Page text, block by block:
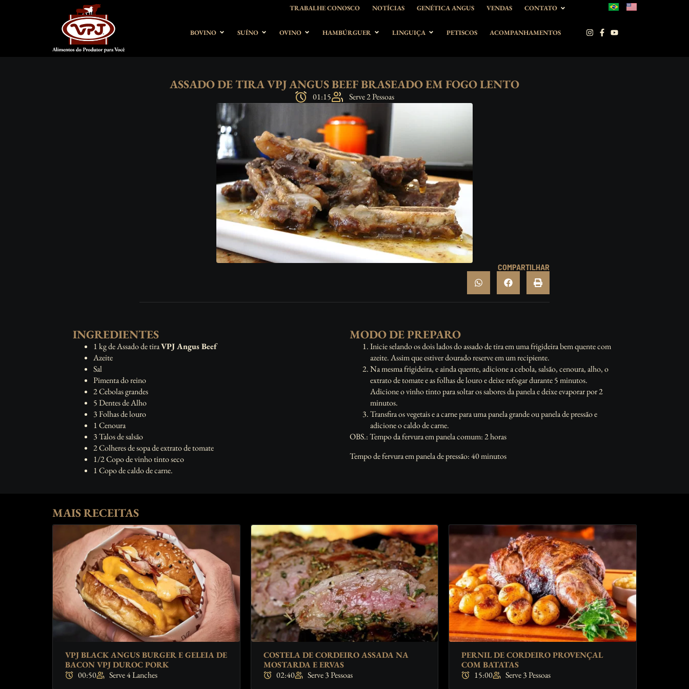
TRABALHE CONOSCO NOTÍCIAS GENÉTICA ANGUS VENDAS CONTATO
BOVINO SUÍNO OVINO HAMBÚRGUER LINGUIÇA PETISCOS ACOMPANHAMENTOS
ASSADO DE TIRA VPJ ANGUS BEEF BRASEADO EM FOGO LENTO
01:15 Serve 2 Pessoas
COMPARTILHAR
INGREDIENTES
1 kg de Assado de tiraVPJ Angus Beef
Azeite
Sal
Pimenta do reino
2 Cebolas grandes
5 Dentes de Alho
3 Folhas de louro
1 Cenoura
3 Talos de salsão
2 Colheres de sopa de extrato de tomate
1/2 Copo de vinho tinto seco
1 Copo de caldo de carne.
MODO DE PREPARO
Inicie selando os dois lados do assado de tira em uma frigideira bem quente com
azeite. Assim que estiver dourado reserve em um recipiente.
Na mesma frigideira, e ainda quente, adicione a cebola, salsão, cenoura, alho, o
extrato de tomate e as folhas de louro e deixe refogar durante 5 minutos.
Adicione o vinho tinto para soltar os sabores da panela e deixe evaporar por 2
minutos.
Transfira os vegetais e a carne para uma panela grande ou panela de pressão e
adicione o caldo de carne.
OBS.:Tempo da fervura em panela comum: 2 horas
Tempo de fervura em panela de pressão: 40 minutos
MAIS RECEITAS
VPJ BLACK ANGUS BURGER E GELEIA DE
BACON VPJ DUROC PORK
00:50
Serve 4 Lanches
COSTELA DE CORDEIRO ASSADA NA
MOSTARDA E ERVAS
02:40
Serve 3 Pessoas
PERNIL DE CORDEIRO PROVENÇAL
COM BATATAS
15:00
Serve 3 Pessoas